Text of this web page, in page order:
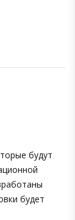
будут
будет